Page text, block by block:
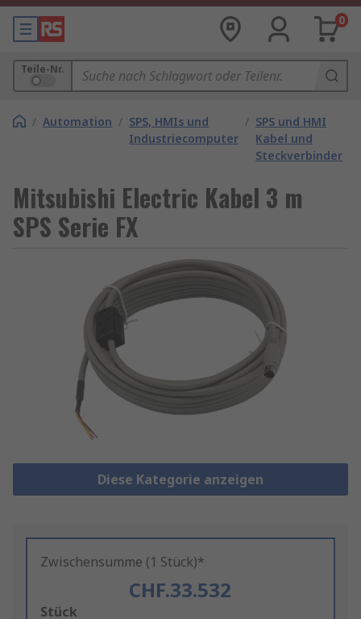
0
Teile-Nr.
/ Automation / SPS, HMIs und
Industriecomputer
/ SPS und HMI
Kabel und
Steckverbinder
Mitsubishi Electric Kabel 3 m
SPS Serie FX
Diese Kategorie anzeigen
Zwischensumme (1 Stück)*
CHF.33.532
Add
Stück